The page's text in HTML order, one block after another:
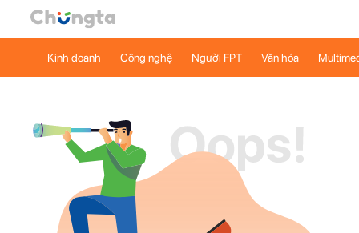
Kinh doanh Công nghệ Người FPT Văn hóa